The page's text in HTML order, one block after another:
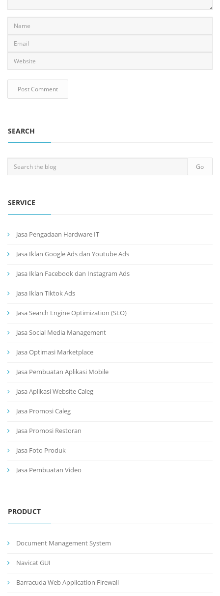
SEARCH
SERVICE
Jasa Pengadaan Hardware IT
Jasa Iklan Google Ads dan Youtube Ads
Jasa Iklan Facebook dan Instagram Ads
Jasa Iklan Tiktok Ads
Jasa Search Engine Optimization (SEO)
Jasa Social Media Management
Jasa Optimasi Marketplace
Jasa Pembuatan Aplikasi Mobile
Jasa Aplikasi Website Caleg
Jasa Promosi Caleg
Jasa Promosi Restoran
Jasa Foto Produk
Jasa Pembuatan Video
PRODUCT
Document Management System
Navicat GUI
Barracuda Web Application Firewall